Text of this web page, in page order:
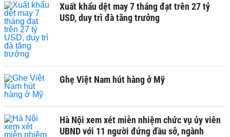
Xuất khẩu dệt may 7 tháng đạt trên 27 tỷ
USD, duy trì đà tăng trưởng
Ghẹ Việt Nam hút hàng ở Mỹ
Hà Nội xem xét miễn nhiệm chức vụ ủy viên
UBND với 11 người đứng đầu sở, ngành